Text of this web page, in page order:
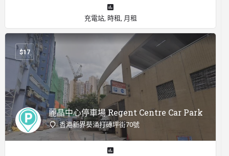
充電站, 時租, 月租
麗晶中心停車場 Regent Centre Car Park
香港新界葵涌打磚坪街70號
$17